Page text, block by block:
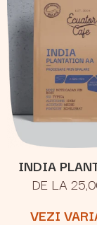
INDIA
DE LA
VEZI